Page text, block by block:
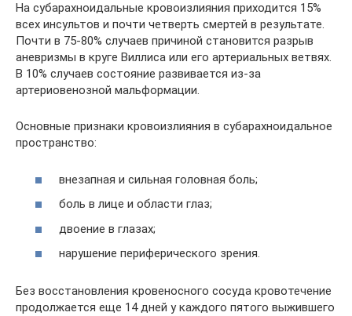
На субарахноидальные кровоизлияния приходится 15%
всех инсультов и почти четверть смертей в результате.
Почти в 75-80% случаев причиной становится разрыв
аневризмы в круге Виллиса или его артериальных ветвях.
В 10% случаев состояние развивается из-за
артериовенозной мальформации.
Основные признаки кровоизлияния в субарахноидальное
пространство:
внезапная и сильная головная боль;
боль в лице и области глаз;
двоение в глазах;
нарушение периферического зрения.
Без восстановления кровеносного сосуда кровотечение
продолжается еще 14 дней у каждого пятого выжившего